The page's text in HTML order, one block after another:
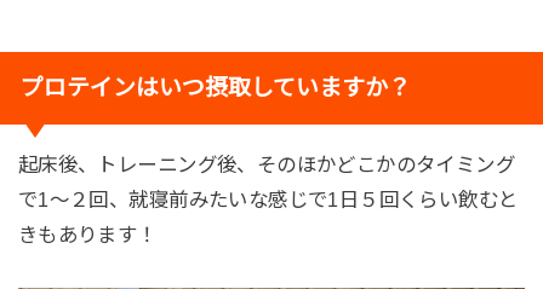
プロテインはいつ摂取していますか？
起床後、トレーニング後、そのほかどこかのタイミング
で1～２回、就寝前みたいな感じで1日５回くらい飲むと
きもあります！